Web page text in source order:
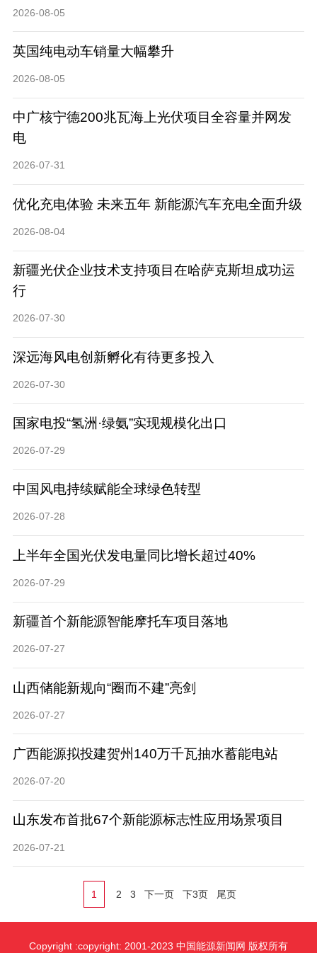
2026-08-05
英国纯电动车销量大幅攀升
2026-08-05
中广核宁德200兆瓦海上光伏项目全容量并网发
电
2026-07-31
优化充电体验 未来五年 新能源汽车充电全面升级
2026-08-04
新疆光伏企业技术支持项目在哈萨克斯坦成功运
行
2026-07-30
深远海风电创新孵化有待更多投入
2026-07-30
国家电投“氢洲·绿氨”实现规模化出口
2026-07-29
中国风电持续赋能全球绿色转型
2026-07-28
上半年全国光伏发电量同比增长超过40%
2026-07-29
新疆首个新能源智能摩托车项目落地
2026-07-27
山西储能新规向“圈而不建”亮剑
2026-07-27
广西能源拟投建贺州140万千瓦抽水蓄能电站
2026-07-20
山东发布首批67个新能源标志性应用场景项目
2026-07-21
1 2 3 下一页 下3页 尾页
Copyright :copyright: 2001-2023 中国能源新闻网 版权所有